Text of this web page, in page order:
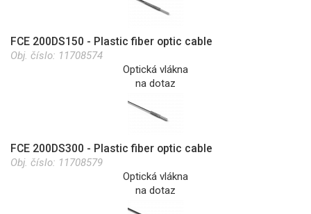
FCE 200DS150 - Plastic fiber optic cable
Obj. číslo: 11708574
Optická vlákna
na dotaz
FCE 200DS300 - Plastic fiber optic cable
Obj. číslo: 11708579
Optická vlákna
na dotaz